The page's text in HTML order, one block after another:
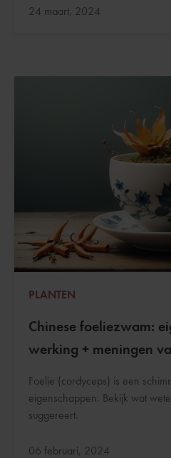
Bijgewerkt:
24 maart, 2024
PLANTEN
Chinese foeliezwam:
werking + meningen
Foelie (cordyceps) is een
eigenschappen. Bekijk wat
suggereert.
Bijgewerkt:
06 februari, 2024